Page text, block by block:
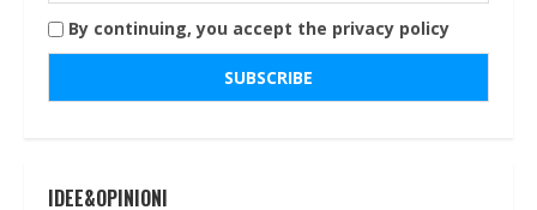
By continuing, you accept the privacy policy
IDEE&OPINIONI